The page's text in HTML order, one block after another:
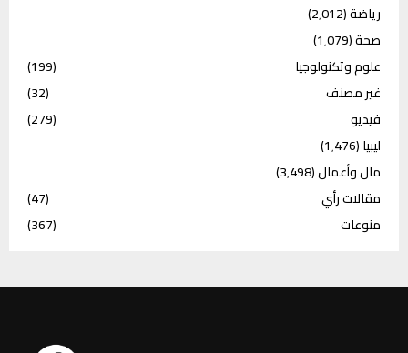
رياضة(2٬012)
صحة(1٬079)
علوم وتكنولوجيا
(199)
غير مصنف
(32)
فيديو
(279)
ليبيا(1٬476)
مال وأعمال(3٬498)
مقالات رأي
(47)
منوعات
(367)